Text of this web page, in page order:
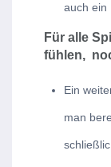
auch ein
Für alle
fühlen,
Ein
man